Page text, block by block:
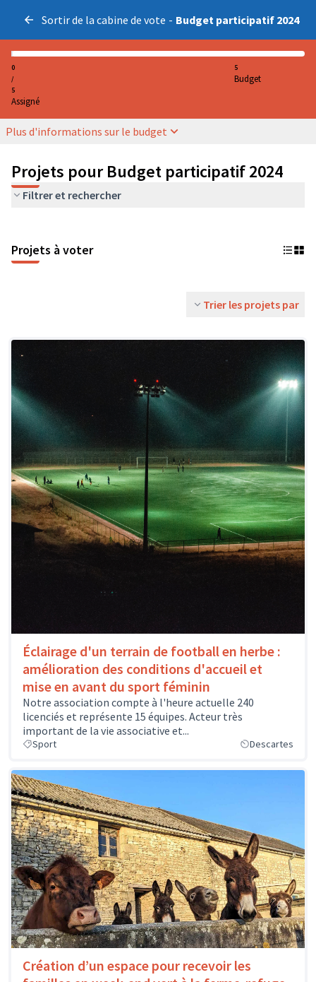
Sortir de la cabine de vote - Budget participatif 2024
0
/
5
Assigné
5
Budget
Plus d'informations sur le budget
Projets pour Budget participatif 2024
Filtrer et rechercher
Projets à voter
Trier les projets par
Éclairage d'un terrain de football en herbe :
amélioration des conditions d'accueil et
mise en avant du sport féminin
Notre association compte à l'heure actuelle 240
licenciés et représente 15 équipes. Acteur très
important de la vie associative et...
Sport Descartes
Création d’un espace pour recevoir les